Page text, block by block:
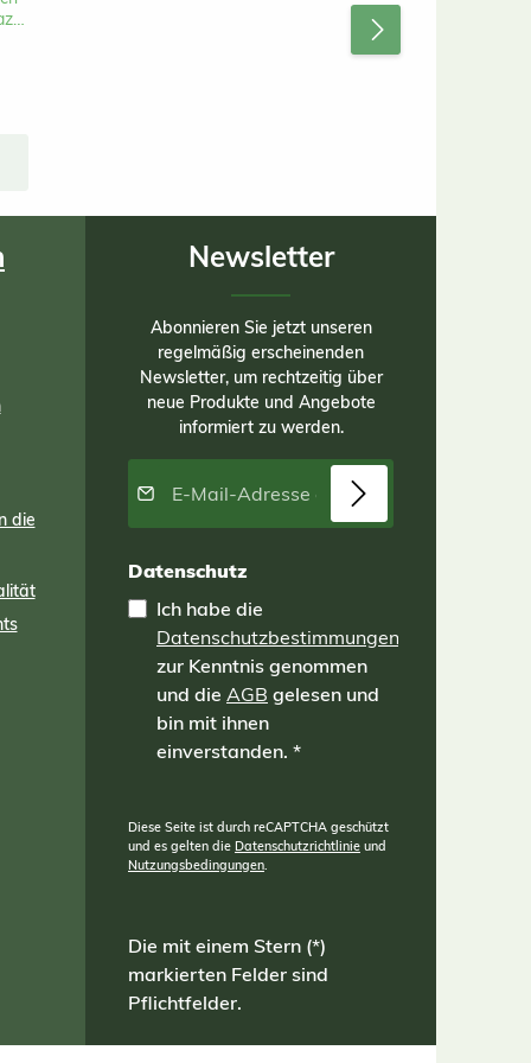
die
Newsletter
Abonnieren Sie jetzt unseren
regelmäßig erscheinenden
Newsletter, um rechtzeitig über
neue Produkte und Angebote
informiert zu werden.
E-Mail-Adresse*
Datenschutz
Ich habe die
Datenschutzbestimmungen
zur Kenntnis genommen
und die AGB gelesen und
bin mit ihnen
einverstanden. *
Diese Seite ist durch reCAPTCHA geschützt
und es gelten die Datenschutzrichtlinie und
Nutzungsbedingungen.
Die mit einem Stern (*)
markierten Felder sind
Pflichtfelder.